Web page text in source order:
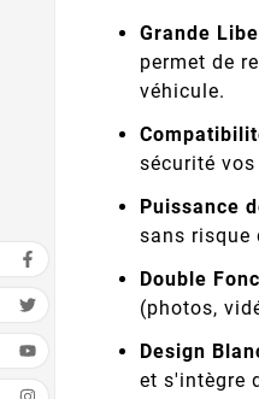
Grande
permet de
véhicule.
sécurité
Puissance
sans risque
Double
(photos,
Design
et s'intègre